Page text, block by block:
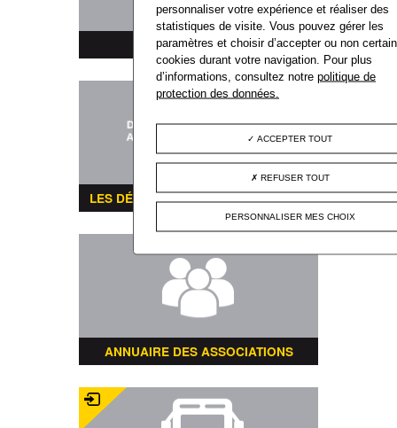
MARCHÉS PUBLICS
LES DÉMARCHES ADMINISTRATIVES
ANNUAIRE DES ASSOCIATIONS
personnaliser votre expérience et réaliser des
statistiques de visite. Vous pouvez gérer les
paramètres et choisir d’accepter ou non
cookies durant votre navigation. Pour plus
d’informations, consultez notrepolitique de
protection des données.
ACCEPTER TOUT
REFUSER TOUT
PERSONNALISER MES CHOIX